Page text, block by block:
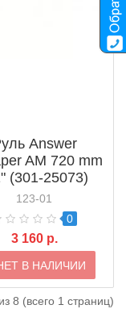
Answer
AM 720 mm
(301-25073)
123-01
0
3 160 р.
В НАЛИЧИИ
8 (всего 1 страниц)